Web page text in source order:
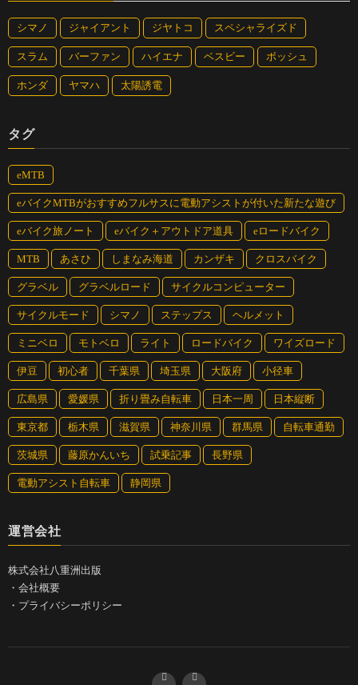
日本海沿いの国道8号は自転車通行禁止のトンネルがい
くつかあった。迂回路にはローカル道もあれば、眺めの
いい自転車道もあり楽しかった
進んでいることを実感する
シマノ ジャイアント ジヤトコ スペシャライズド
スラム バーファン ハイエナ ベスビー ボッシュ
ホンダ ヤマハ 太陽誘電
タグ
eMTB
eバイクMTBがおすすめフルサスに電動アシストが付いた新たな遊び
eバイク旅ノート eバイク＋アウトドア道具 eロードバイク
MTB あさひ しまなみ海道 カンザキ クロスバイク
グラベル グラベルロード サイクルコンピューター
サイクルモード シマノ ステップス ヘルメット
ミニベロ モトベロ ライト ロードバイク ワイズロード
伊豆 初心者 千葉県 埼玉県 大阪府 小径車
広島県 愛媛県 折り畳み自転車 日本一周 日本縦断
東京都 栃木県 滋賀県 神奈川県 群馬県 自転車通勤
茨城県 藤原かんいち 試乗記事 長野県
電動アシスト自転車 静岡県
運営会社
株式会社八重洲出版
・ 会社概要
・ プライバシーポリシー